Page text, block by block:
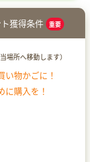
獲得条件 重要
場所へ移動します）
い物かごに！
に購入を！